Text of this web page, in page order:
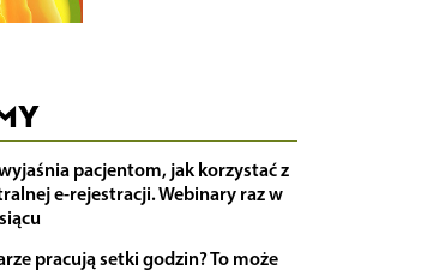
pacjentom, jak korzystać z
e-rejestracji. Webinary raz w
pracują setki godzin? To może